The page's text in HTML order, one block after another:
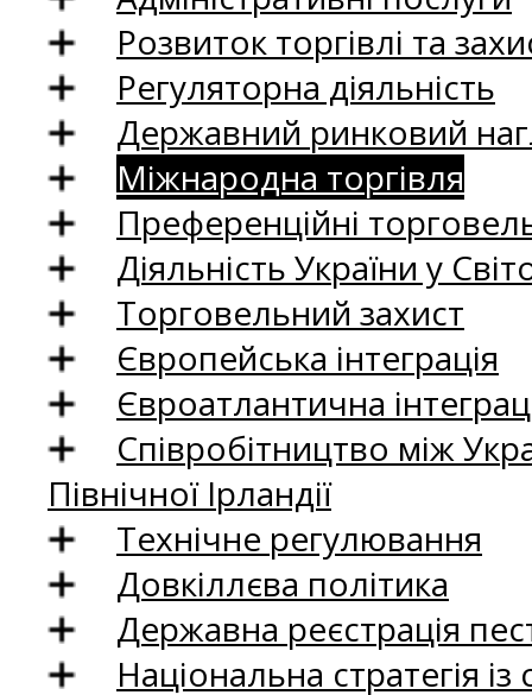
Розвиток торгівлі та
Регуляторна діяльність
Державний ринковий
Міжнародна торгівля
Преференційні
Діяльність України у
Торговельний захист
Європейська інтеграція
Євроатлантична
Співробітництво між
Північної Ірландії
Технічне регулювання
Довкіллєва політика
Державна реєстрація
Національна стратегія